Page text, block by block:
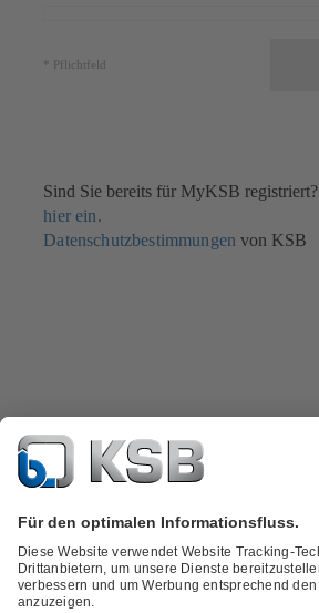
* Pflichtfeld
Sind Sie bereits für MyKSB registriert?
hier ein.
Datenschutzbestimmungen von KSB